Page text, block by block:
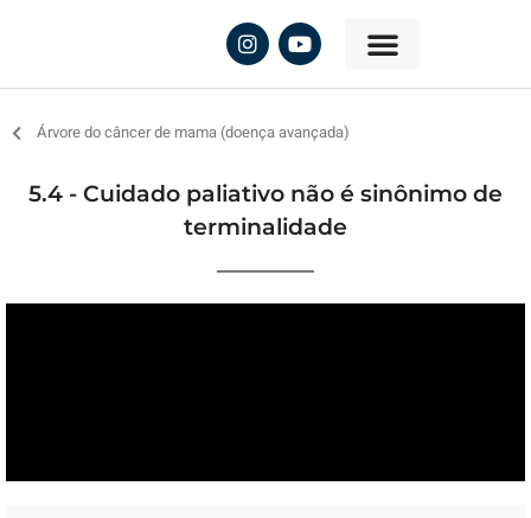
Árvore do câncer de mama (doença avançada)
5.4 - Cuidado paliativo não é sinônimo de
terminalidade